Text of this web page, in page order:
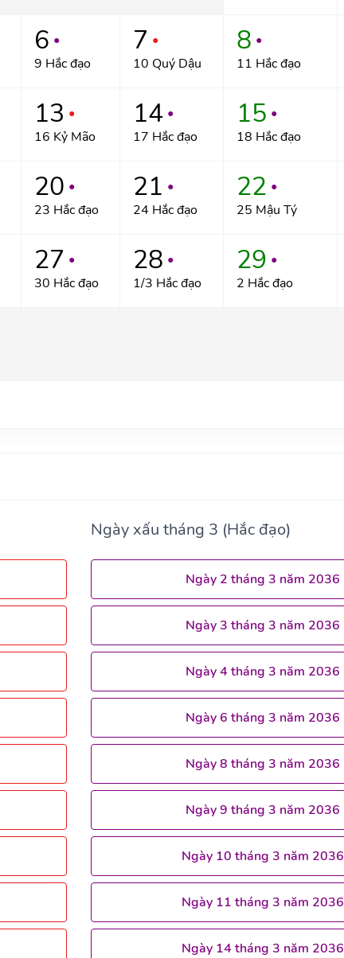
6 ●
9 Hắc đạo
7 ●
10 Quý Dậu
8 ●
11 Hắc đạo
13 ●
16 Kỷ Mão
14 ●
17 Hắc đạo
15 ●
18 Hắc đạo
20 ●
23 Hắc đạo
21 ●
24 Hắc đạo
22 ●
25 Mậu Tý
27 ●
30 Hắc đạo
28 ●
1/3 Hắc đạo
29 ●
2 Hắc đạo
Ngày xấu tháng 3 (Hắc đạo)
Ngày 2 tháng 3 năm 2036
Ngày 3 tháng 3 năm 2036
Ngày 4 tháng 3 năm 2036
Ngày 6 tháng 3 năm 2036
Ngày 8 tháng 3 năm 2036
Ngày 9 tháng 3 năm 2036
Ngày 10 tháng 3 năm 2036
Ngày 11 tháng 3 năm 2036
Ngày 14 tháng 3 năm 2036